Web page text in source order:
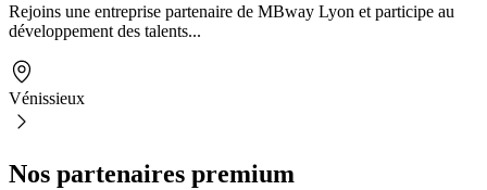
Rejoins une entreprise partenaire de MBway Lyon et participe au
développement des talents...
Vénissieux
Nos partenaires premium